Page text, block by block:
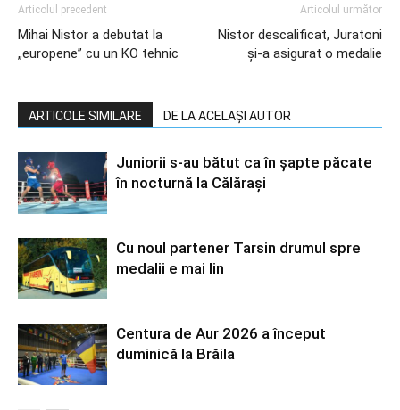
Articolul precedent
Mihai Nistor a debutat la
„europene” cu un KO tehnic
Articolul următor
Nistor descalificat, Juratoni
şi-a asigurat o medalie
ARTICOLE SIMILARE DE LA ACELAȘI AUTOR
Juniorii s-au bătut ca în șapte păcate
în nocturnă la Călărași
Cu noul partener Tarsin drumul spre
medalii e mai lin
Centura de Aur 2026 a început
duminică la Brăila